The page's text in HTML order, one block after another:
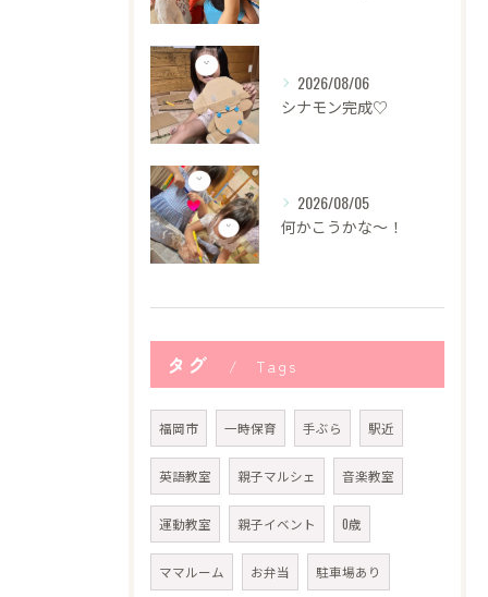
2026/08/06
シナモン完成♡
2026/08/05
何かこうかな〜！
タグ Tags
福岡市 一時保育 手ぶら 駅近
英語教室 親子マルシェ 音楽教室
運動教室 親子イベント 0歳
ママルーム お弁当 駐車場あり